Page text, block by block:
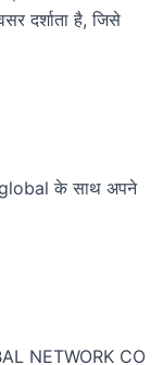
दर्शाता है, जिसे
के साथ अपने
NETWORK CO